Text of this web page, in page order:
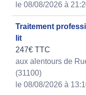
le 08/08/2026 à
Traitement
lit
247€ TTC
aux alentours de
(31100)
le 08/08/2026 à